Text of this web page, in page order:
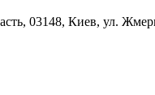
03148, Киев, ул.